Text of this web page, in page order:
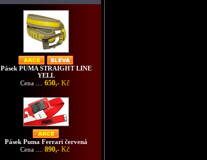
Pásek PUMA STRAIGHT LINE
YELL
Cena .... 650,- Kč
Pásek Puma Ferrari červená
Cena .... 890,- Kč